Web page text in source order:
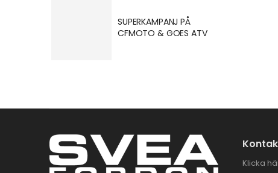
SUPERKAMPANJ PÅ
CFMOTO & GOES ATV
Klicka